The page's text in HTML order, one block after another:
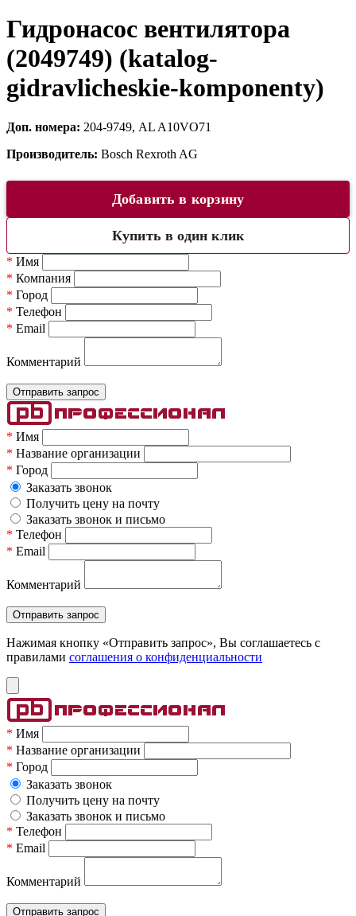
Гидронасос вентилятора
(2049749) (katalog-
gidravlicheskie-komponenty)
Доп. номера: 204-9749, AL A10VO71
Производитель: Bosch Rexroth AG
Добавить в корзину
Купить в один клик
* Имя
* Компания
* Город
* Телефон
* Email
Комментарий
* Имя
* Название организации
* Город
Заказать звонок
Получить цену на почту
Заказать звонок и письмо
* Телефон
* Email
Комментарий
Нажимая кнопку «Отправить запрос», Вы соглашаетесь c
правилами соглашения о конфиденциальности
* Имя
* Название организации
* Город
Заказать звонок
Получить цену на почту
Заказать звонок и письмо
* Телефон
* Email
Комментарий